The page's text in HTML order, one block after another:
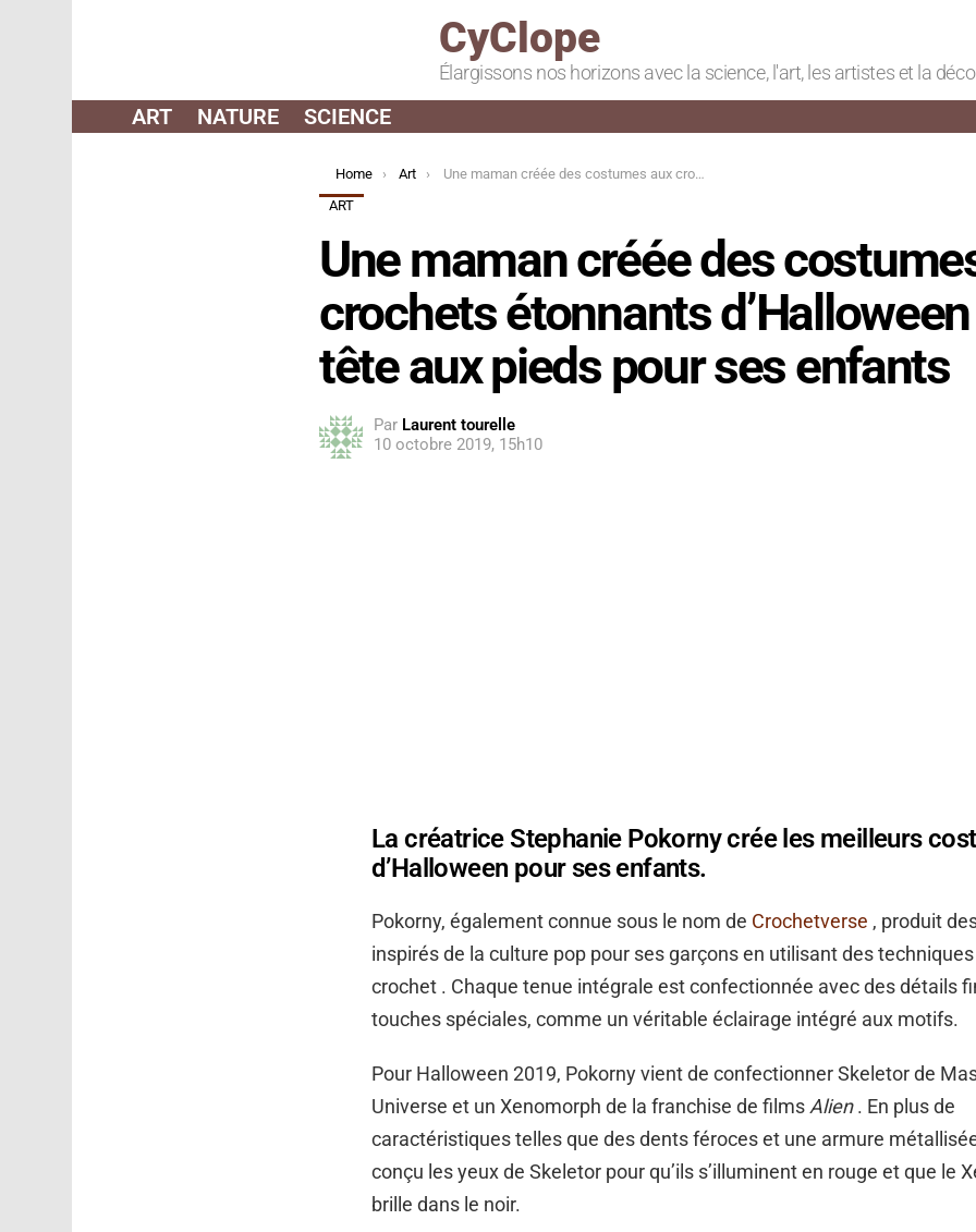
CyClope
Élargissons nos horizons avec la science, l'art, les artistes et la
ART NATURE SCIENCE
You are here:
Home Art
Une maman créée des costumes aux crochets étonnants d’Halloween de la tête aux pieds pour ses enfants
ART
Une maman créée des
crochets étonnants
tête aux pieds pour ses enfants
Par Laurent tourelle
10 octobre 2019, 15h10
La créatrice Stephanie Pokorny crée les meilleurs
d’Halloween pour ses enfants.
Pokorny, également connue sous le nom de Crochetverse , produit
inspirés de la culture pop pour ses garçons en utilisant des
crochet . Chaque tenue intégrale est confectionnée avec des détails
touches spéciales, comme un véritable éclairage intégré aux motifs.
Pour Halloween 2019, Pokorny vient de confectionner Skeletor de
Universe et un Xenomorph de la franchise de films Alien. En plus de
caractéristiques telles que des dents féroces et une armure
conçu les yeux de Skeletor pour qu’ils s’illuminent en rouge et que le
brille dans le noir.